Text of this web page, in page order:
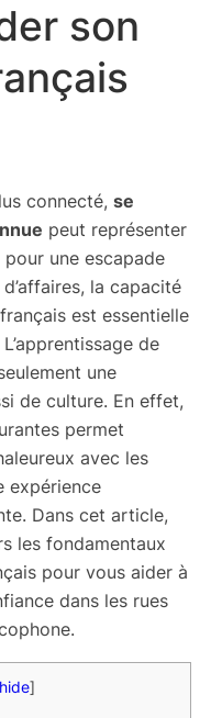
son
connecté, se
peut représenter
une escapade
la capacité
est essentielle
de
une
de culture. En effet,
permet
avec les
expérience
Dans cet article,
les fondamentaux
pour vous aider à
dans les rues
hide]